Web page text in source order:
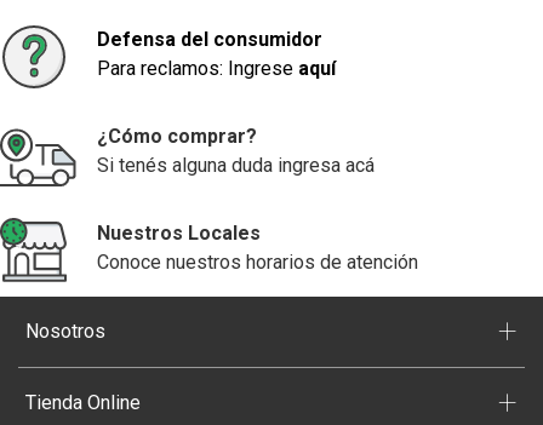
Defensa del consumidor
Para reclamos: Ingrese aquí
¿Cómo comprar?
Si tenés alguna duda ingresa acá
Nuestros Locales
Conoce nuestros horarios de atención
Nosotros +
Tienda Online +